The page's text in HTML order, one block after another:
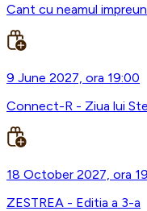
Cant cu neamul
9 June 2027, ora 19:00
Connect-R - Ziua lui
18 October 2027, ora
ZESTREA - Editia a 3-a